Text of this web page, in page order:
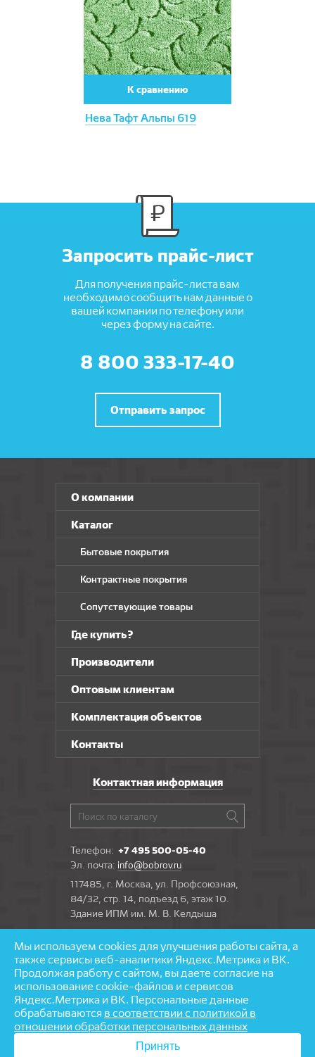
Нева Тафт Альпы 619
К сравнению
Запросить прайс-лист
Для получения прайс-листа вам
необходимо сообщить нам данные о
вашей компании по телефону или
через форму на сайте.
8 800 333-17-40
Отправить запрос
О компании
Каталог
Бытовые покрытия
Контрактные покрытия
Сопутствующие товары
Где купить?
Производители
Оптовым клиентам
Комплектация объектов
Контакты
Контактная информация
Телефон: +7 495 500-05-40
Эл. почта: info@bobrov.ru
117485, г. Москва, ул. Профсоюзная,
84/32, стр. 14, подъезд 6, этаж 10.
Здание ИПМ им. М. В. Келдыша
Задать вопрос
© 1997—2026 «Бобров» — напольные покрытия
Разработка и поддержка сайта — агентство
Мы используем cookies для улучшения работы сайта, а
также сервисы веб-аналитики Яндекс.Метрика и ВК.
Продолжая работу с сайтом, вы даете согласие на
использование cookie-файлов и сервисов
Яндекс.Метрика и ВК. Персональные данные
обрабатываются в соответствии с политикой в
отношении обработки персональных данных
Принять